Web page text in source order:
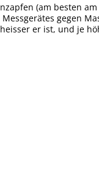
(am besten
gegen
er ist, und je